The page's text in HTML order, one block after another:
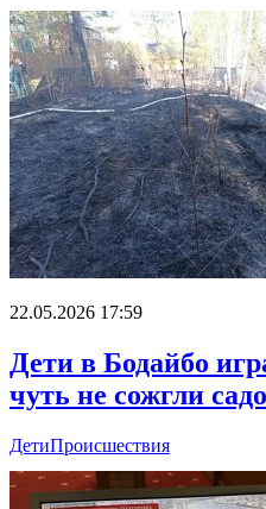
22.05.2026 17:59
Дети в Бодайбо
чуть не сожгли
ДетиПроисшествия